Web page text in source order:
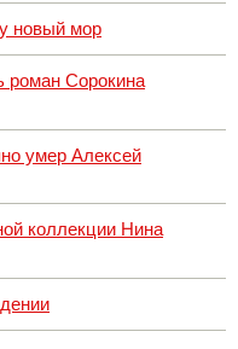
новый мор
роман Сорокина
умер Алексей
коллекции Нина